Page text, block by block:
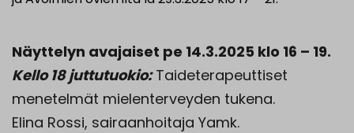
Näyttelyn avajaiset pe 14.3.2025 klo 16 – 19.
Kello 18 juttutuokio:Taideterapeuttiset
menetelmät mielenterveyden tukena.
Elina Rossi, sairaanhoitaja Yamk.